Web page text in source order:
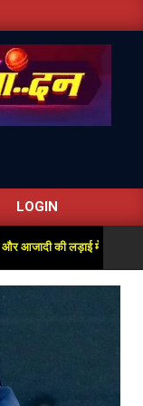
छोटी बड़ी खबरों के लिए बने
LOGIN
लड़ाई में अतुलनीय योगदान’